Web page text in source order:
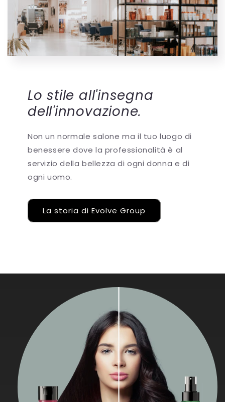
Lo stile all'insegna
dell'innovazione.
Non un normale salone ma il tuo luogo di
benessere dove la professionalità è al
servizio della bellezza di ogni donna e di
ogni uomo.
La storia di Evolve Group